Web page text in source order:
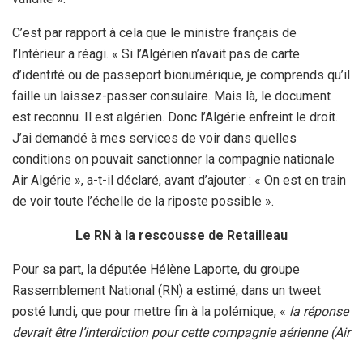
C’est par rapport à cela que le ministre français de
l’Intérieur a réagi. « Si l’Algérien n’avait pas de carte
d’identité ou de passeport bionumérique, je comprends qu’il
faille un laissez-passer consulaire. Mais là, le document
est reconnu. Il est algérien. Donc l’Algérie enfreint le droit.
J’ai demandé à mes services de voir dans quelles
conditions on pouvait sanctionner la compagnie nationale
Air Algérie », a-t-il déclaré, avant d’ajouter : « On est en train
de voir toute l’échelle de la riposte possible ».
Le RN à la rescousse de Retailleau
Pour sa part, la députée Hélène Laporte, du groupe
Rassemblement National (RN) a estimé, dans un tweet
posté lundi, que pour mettre fin à la polémique, « la réponse
devrait être l’interdiction pour cette compagnie aérienne (Air